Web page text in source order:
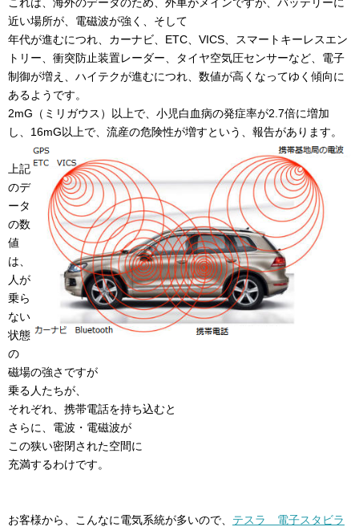
近い場所が、電磁波が強く、そして
年代が進むにつれ、カーナビ、ETC、VICS、スマートキーレスエン
トリー、衝突防止装置レーダー、タイヤ空気圧センサーなど、電子
制御が増え、ハイテクが進むにつれ、数値が高くなってゆく傾向に
あるようです。
2mG（ミリガウス）以上で、小児白血病の発症率が2.7倍に増加
し、16mG以上で、流産の危険性が増すという、報告があります。
上記
のデ
ータ
の数
値
は、
人が
乗ら
ない
状態
の
磁場の強さですが
乗る人たちが、
それぞれ、携帯電話を持ち込むと
さらに、電波・電磁波が
この狭い密閉された空間に
充満するわけです。
お客様から、こんなに電気系統が多いので、 テスラ 電子スタビラ